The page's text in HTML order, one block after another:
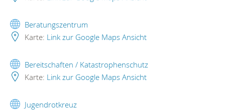
Beratungszentrum
Karte: Link zur Google Maps Ansicht
Bereitschaften / Katastrophenschutz
Karte: Link zur Google Maps Ansicht
Jugendrotkreuz